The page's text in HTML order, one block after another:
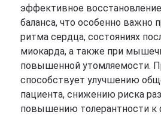
эффективное
баланса, что особенно важно
ритма сердца, состояниях
миокарда, а также при
повышенной утомляемости.
способствует улучшению
пациента, снижению риска
повышению толерантности к